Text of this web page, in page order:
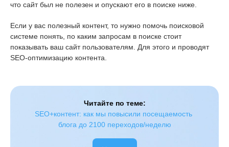
что сайт был не полезен и опускают его в поиске ниже.
Если у вас полезный контент, то нужно помочь поисковой
системе понять, по каким запросам в поиске стоит
показывать ваш сайт пользователям. Для этого и проводят
SEO-оптимизацию контента.
Читайте по теме:
SEO+контент: как мы повысили посещаемость
блога до 2100 переходов/неделю